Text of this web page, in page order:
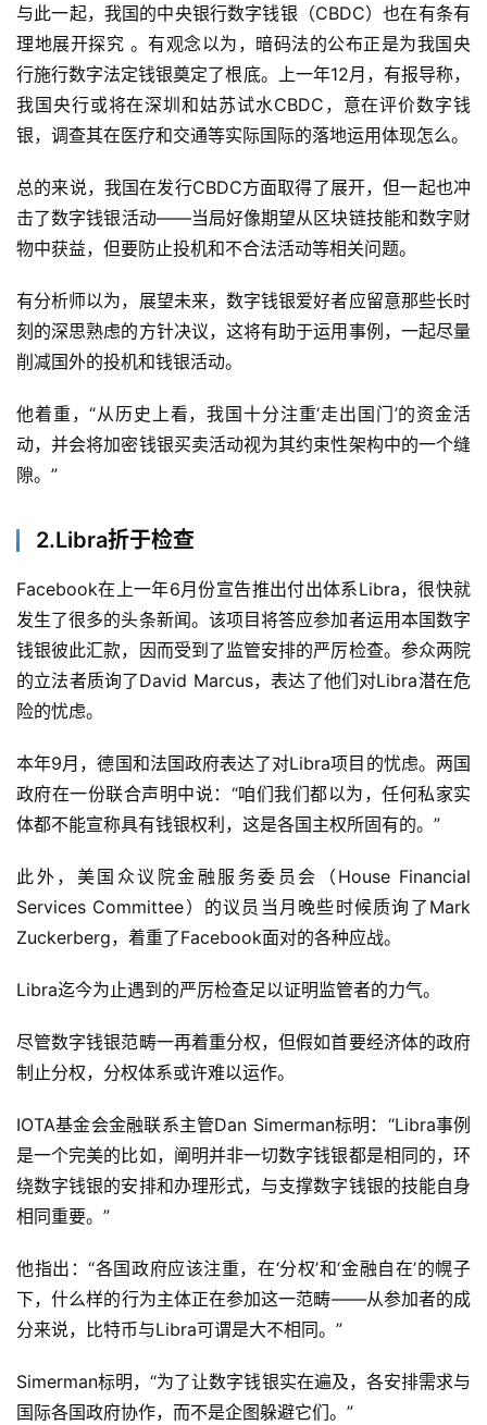
与此一起，我国的中央银行数字钱银（CBDC）也在有条有
理地展开探究 。有观念以为，暗码法的公布正是为我国央
行施行数字法定钱银奠定了根底。上一年12月，有报导称，
我国央行或将在深圳和姑苏试水CBDC，意在评价数字钱
银，调查其在医疗和交通等实际国际的落地运用体现怎么。
总的来说，我国在发行CBDC方面取得了展开，但一起也冲
击了数字钱银活动——当局好像期望从区块链技能和数字财
物中获益，但要防止投机和不合法活动等相关问题。
有分析师以为，展望未来，数字钱银爱好者应留意那些长时
刻的深思熟虑的方针决议，这将有助于运用事例，一起尽量
削减国外的投机和钱银活动。
他着重，“从历史上看，我国十分注重‘走出国门’的资金活
动，并会将加密钱银买卖活动视为其约束性架构中的一个缝
隙。”
2.Libra折于检查
Facebook在上一年6月份宣告推出付出体系Libra，很快就
发生了很多的头条新闻。该项目将答应参加者运用本国数字
钱银彼此汇款，因而受到了监管安排的严厉检查。参众两院
的立法者质询了David Marcus，表达了他们对Libra潜在危
险的忧虑。
本年9月，德国和法国政府表达了对Libra项目的忧虑。两国
政府在一份联合声明中说：“咱们我们都以为，任何私家实
体都不能宣称具有钱银权利，这是各国主权所固有的。”
此外，美国众议院金融服务委员会（House Financial
Services Committee）的议员当月晚些时候质询了Mark
Zuckerberg，着重了Facebook面对的各种应战。
Libra迄今为止遇到的严厉检查足以证明监管者的力气。
尽管数字钱银范畴一再着重分权，但假如首要经济体的政府
制止分权，分权体系或许难以运作。
IOTA基金会金融联系主管Dan Simerman标明：“Libra事例
是一个完美的比如，阐明并非一切数字钱银都是相同的，环
绕数字钱银的安排和办理形式，与支撑数字钱银的技能自身
相同重要。”
他指出：“各国政府应该注重，在‘分权’和‘金融自在’的幌子
下，什么样的行为主体正在参加这一范畴——从参加者的成
分来说，比特币与Libra可谓是大不相同。”
Simerman标明，“为了让数字钱银实在遍及，各安排需求与
国际各国政府协作，而不是企图躲避它们。”